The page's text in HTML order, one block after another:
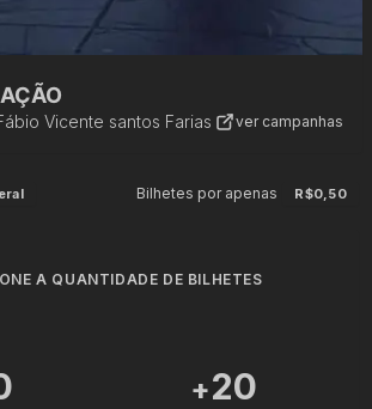
Vicente santos Farias ver campanhas
Bilhetes por apenas R$0,50
A QUANTIDADE DE BILHETES
+20